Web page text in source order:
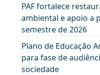
PAF fortalece
ambiental e apoio a
semestre de 2026
Plano de Educação
para fase de
sociedade